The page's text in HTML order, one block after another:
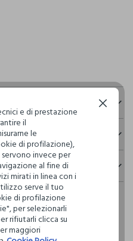
- PROCEDURA DELICATA
CON
a test chimico-
limiti che abbiamo
talvolta anche più
dalla normativa
del tuo ordine online per
che hai acquistato.
e di prestazione
il
le
di profilazione),
invece per
al fine di
mirati in linea con i
serve il tuo
di profilazione
per selezionarli
rifiutarli clicca su
maggiori
Continua senza accettare